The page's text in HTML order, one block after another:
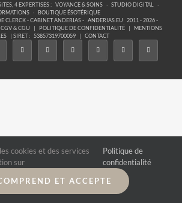
4 EXPERTISES : VOYANCE & SOINS · STUDIO DIGITAL
·
· BOUTIQUE ÉSOTÉRIQUE
CLERCK - CABINET ANDERIAS - ANDERIAS.EU
2011 - 2026 -
CGV & CGU | POLITIQUE DE CONFIDENTIALITÉ |
MENTIONS
| SIRET : 53857319700059 | CONTACT
cookies et des services
sur
Politique de
confidentialité
ET ACCEPTE